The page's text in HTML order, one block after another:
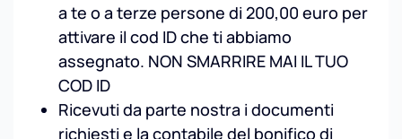
a te o a terze persone di 200,00 euro per
attivare il cod ID che ti abbiamo
assegnato. NON SMARRIRE MAI IL TUO
COD ID
Ricevuti da parte nostra i documenti
richiesti e la contabile del bonifico di